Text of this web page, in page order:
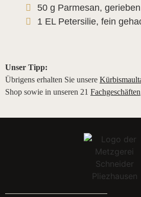
50 g Parmesan, gerieben
1 EL Petersilie, fein
Unser Tipp:
Übrigens erhalten Sie unsere
Shop sowie in unseren 21 Fachgeschäften